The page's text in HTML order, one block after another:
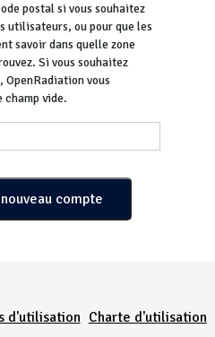
postal si vous souhaitez
utilisateurs, ou pour que les
savoir dans quelle zone
Si vous souhaitez
OpenRadiation vous
champ vide.
d'utilisation Charte d'utilisation